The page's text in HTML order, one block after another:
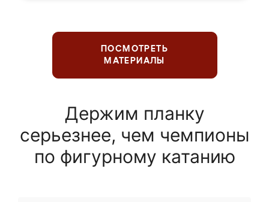
ПОСМОТРЕТЬ
МАТЕРИАЛЫ
Держим планку
серьезнее, чем чемпионы
по фигурному катанию